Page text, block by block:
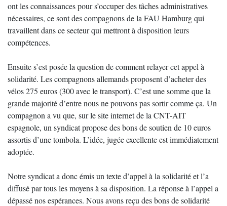
ont les connaissances pour s’occuper des tâches administratives
nécessaires, ce sont des compagnons de la FAU Hamburg qui
travaillent dans ce secteur qui mettront à disposition leurs
compétences.
Ensuite s’est posée la question de comment relayer cet appel à
solidarité. Les compagnons allemands proposent d’acheter des
vélos 275 euros (300 avec le transport). C’est une somme que la
grande majorité d’entre nous ne pouvons pas sortir comme ça. Un
compagnon a vu que, sur le site internet de la CNT-AIT
espagnole, un syndicat propose des bons de soutien de 10 euros
assortis d’une tombola. L’idée, jugée excellente est immédiatement
adoptée.
Notre syndicat a donc émis un texte d’appel à la solidarité et l’a
diffusé par tous les moyens à sa disposition. La réponse à l’appel a
dépassé nos espérances. Nous avons reçu des bons de solidarité